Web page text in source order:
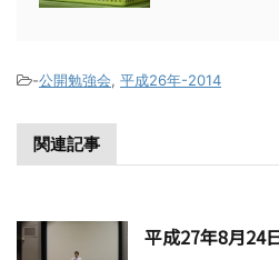
-公開勉強会, 平成26年-2014
関連記事
平成27年8月24